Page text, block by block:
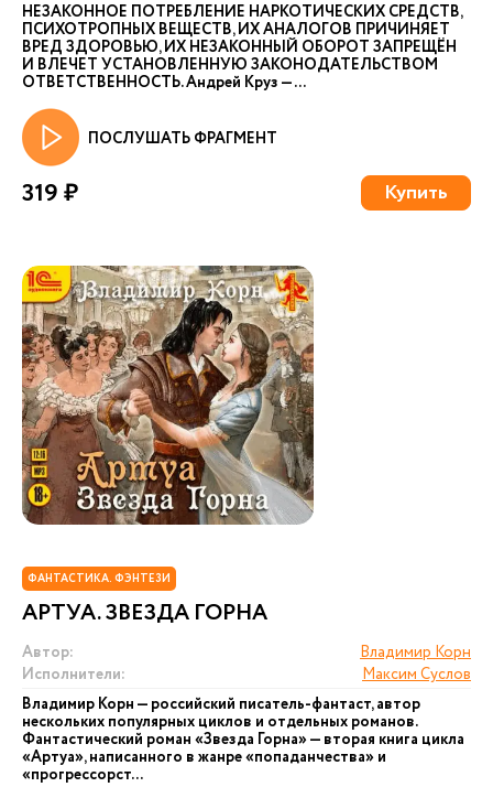
НЕЗАКОННОЕ ПОТРЕБЛЕНИЕ НАРКОТИЧЕСКИХ СРЕДСТВ,
ПСИХОТРОПНЫХ ВЕЩЕСТВ, ИХ АНАЛОГОВ ПРИЧИНЯЕТ
ВРЕД ЗДОРОВЬЮ, ИХ НЕЗАКОННЫЙ ОБОРОТ ЗАПРЕЩЁН
И ВЛЕЧЕТ УСТАНОВЛЕННУЮ ЗАКОНОДАТЕЛЬСТВОМ
ОТВЕТСТВЕННОСТЬ. Андрей Круз — ...
ПОСЛУШАТЬ ФРАГМЕНТ
319 ₽ Купить
ФАНТАСТИКА. ФЭНТЕЗИ
АРТУА. ЗВЕЗДА ГОРНА
Автор:
Владимир Корн
Исполнители:
Максим Суслов
Владимир Корн — российский писатель-фантаст, автор
нескольких популярных циклов и отдельных романов.
Фантастический роман «Звезда Горна» — вторая книга цикла
«Артуа», написанного в жанре «попаданчества» и
«прогрессорст...